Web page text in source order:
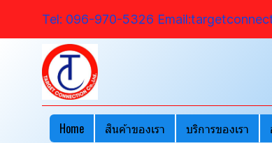
Tel: 096-970-5326
Home สินค้าของเรา บริการของเรา